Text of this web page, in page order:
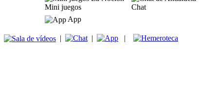
Mini juegos
Chat
App
| | |